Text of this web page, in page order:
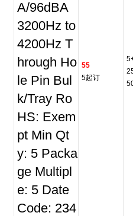
A/96dBA
3200Hz to
4200Hz T
hrough Ho
le Pin Bul
k/Tray Ro
HS: Exem
pt Min Qt
y: 5 Packa
ge Multipl
e: 5 Date
Code: 234
55
5起订